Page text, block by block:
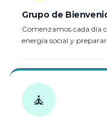
Grupo de
Comenzamos cada día
energía social y
🧘